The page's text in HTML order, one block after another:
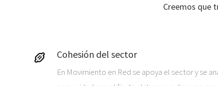
Creemos que
Cohesión del sector
En Movimiento en Red se apoya el sector y se